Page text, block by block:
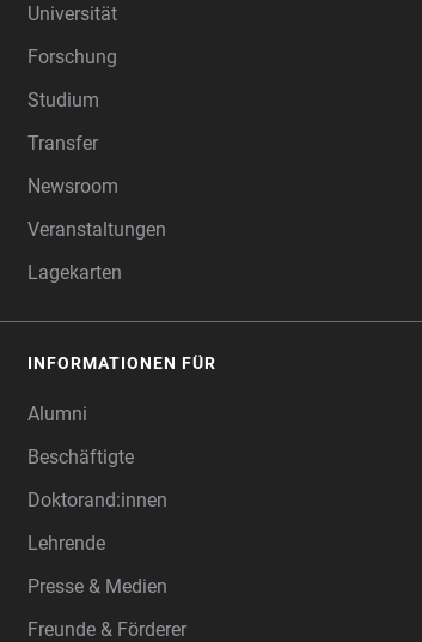
Universität
Forschung
Studium
Transfer
Newsroom
Veranstaltungen
Lagekarten
INFORMATIONEN FÜR
Alumni
Beschäftigte
Doktorand:innen
Lehrende
Presse & Medien
Freunde & Förderer